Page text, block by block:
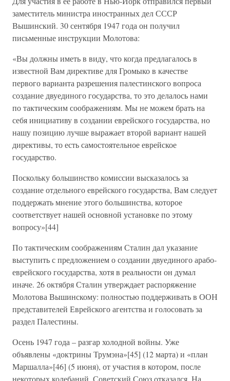
заместитель министра иностранных дел СССР
Вышинский. 30 сентября 1947 года он получил
письменные инструкции Молотова:
«Вы должны иметь в виду, что когда предлагалось в
известной Вам директиве для Громыко в качестве
первого варианта разрешения палестинского вопроса
создание двуединого государства, то это делалось нами
по тактическим соображениям. Мы не можем брать на
себя инициативу в создании еврейского государства, но
нашу позицию лучше выражает второй вариант нашей
директивы, то есть самостоятельное еврейское
государство.
Поскольку большинство комиссии высказалось за
создание отдельного еврейского государства, Вам следует
поддержать мнение этого большинства, которое
соответствует нашей основной установке по этому
вопросу»[44]
По тактическим соображениям Сталин дал указание
выступить с предложением о создании двуединого арабо-
еврейского государства, хотя в реальности он думал
иначе. 26 октября Сталин утверждает распоряжение
Молотова Вышинскому: полностью поддерживать в ООН
представителей Еврейского агентства и голосовать за
раздел Палестины.
Осень 1947 года – разгар холодной войны. Уже
объявлены «доктрины Трумэна»[45] (12 марта) и «план
Маршалла»[46] (5 июня), от участия в котором, после
некоторых колебаний, Советский Союз отказался. На